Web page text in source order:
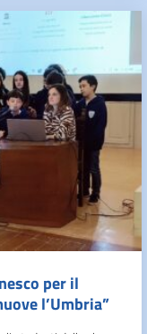
per il
l’Umbria”